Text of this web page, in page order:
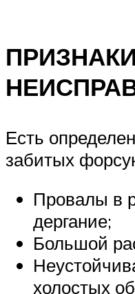
ПРИЗНАКИ
Есть
забитых
Провалы в
дергание;
Большой
холостых